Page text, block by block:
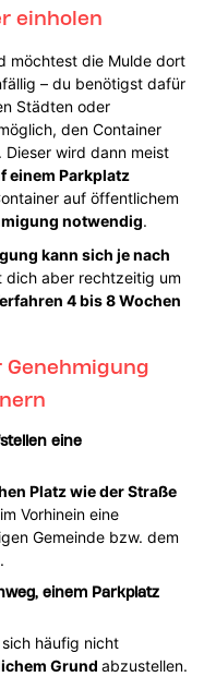
einholen
möchtest die Mulde dort
– du benötigst dafür
Städten oder
den Container
wird dann meist
einem Parkplatz
auf öffentlichem
notwendig.
kann sich je nach
dich aber rechtzeitig um
4 bis 8 Wochen
Genehmigung
eine
Platz wie der Straße
Vorhinein eine
Gemeinde bzw. dem
einem Parkplatz
häufig nicht
Grundabzustellen.